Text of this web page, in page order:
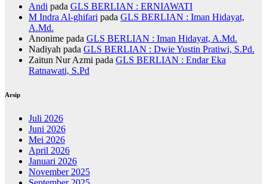
Andi pada GLS BERLIAN : ERNIAWATI
M Indra Al-ghifari pada GLS BERLIAN : Iman Hidayat,
A.Md.
Anonime pada GLS BERLIAN : Iman Hidayat, A.Md.
Nadiyah pada GLS BERLIAN : Dwie Yustin Pratiwi, S.Pd.
Zaitun Nur Azmi pada GLS BERLIAN : Endar Eka
Ratnawati, S.Pd
Arsip
Juli 2026
Juni 2026
Mei 2026
April 2026
Januari 2026
November 2025